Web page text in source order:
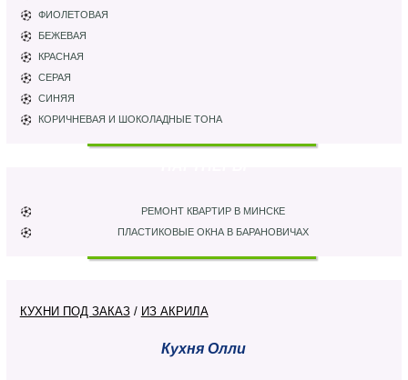
ФИОЛЕТОВАЯ
БЕЖЕВАЯ
КРАСНАЯ
СЕРАЯ
СИНЯЯ
КОРИЧНЕВАЯ И ШОКОЛАДНЫЕ ТОНА
РЕМОНТ КВАРТИР В МИНСКЕ
ПЛАСТИКОВЫЕ ОКНА В БАРАНОВИЧАХ
КУХНИ ПОД ЗАКАЗ/ ИЗ АКРИЛА
Кухня Олли